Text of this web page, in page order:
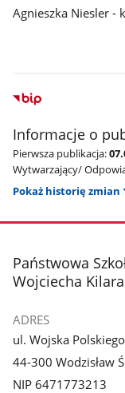
Agnieszka Niesler -
Informacje o
Pierwsza publikacja:
Wytwarzający/
Pokaż historię zmian
stopka
Państwowa
Wojciecha
ADRES
ul. Wojska
44-300 Wodzisław
NIP 6471773213